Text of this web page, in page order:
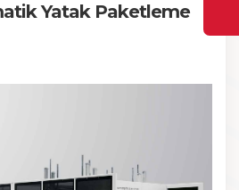
Yatak Paketleme